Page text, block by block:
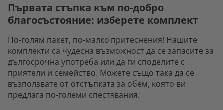
Първата стъпка към по-добро
благосъстояние: изберете комплект
По-голям пакет, по-малко притеснения! Нашите
комплекти са чудесна възможност да се запасите за
дългосрочна употреба или да ги споделите с
приятели и семейство. Можете също така да се
възползвате от отстъпката за обем, която ви
предлага по-големи спестявания.